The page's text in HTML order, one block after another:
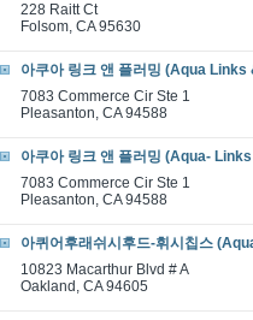
228 Raitt Ct
Folsom, CA 95630
아쿠아 링크 앤 플러밍 (Aqua
7083 Commerce Cir Ste 1
Pleasanton, CA 94588
아쿠아 링크 앤 플러밍 (Aqua-
7083 Commerce Cir Ste 1
Pleasanton, CA 94588
아퀴어후래쉬시후드-휘시칩스
10823 Macarthur Blvd # A
Oakland, CA 94605